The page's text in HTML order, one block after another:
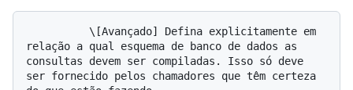
relação a qual esquema de banco de dados as
consultas devem ser compiladas. Isso só deve
ser fornecido pelos chamadores que têm certeza